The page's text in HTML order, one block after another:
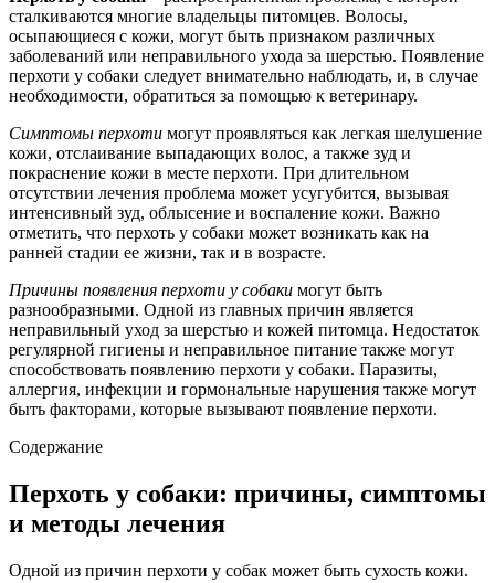
сталкиваются многие владельцы питомцев. Волосы,
осыпающиеся с кожи, могут быть признаком различных
заболеваний или неправильного ухода за шерстью. Появление
перхоти у собаки следует внимательно наблюдать, и, в случае
необходимости, обратиться за помощью к ветеринару.
Симптомы перхоти могут проявляться как легкая шелушение
кожи, отслаивание выпадающих волос, а также зуд и
покраснение кожи в месте перхоти. При длительном
отсутствии лечения проблема может усугубится, вызывая
интенсивный зуд, облысение и воспаление кожи. Важно
отметить, что перхоть у собаки может возникать как на
ранней стадии ее жизни, так и в возрасте.
Причины появления перхоти у собаки могут быть
разнообразными. Одной из главных причин является
неправильный уход за шерстью и кожей питомца. Недостаток
регулярной гигиены и неправильное питание также могут
способствовать появлению перхоти у собаки. Паразиты,
аллергия, инфекции и гормональные нарушения также могут
быть факторами, которые вызывают появление перхоти.
Содержание
Перхоть у собаки: причины, симптомы
и методы лечения
Одной из причин перхоти у собак может быть сухость кожи.